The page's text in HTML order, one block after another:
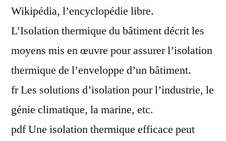
Wikipédia, l’encyclopédie libre.
L’Isolation thermique du bâtiment décrit les
moyens mis en œuvre pour assurer l’isolation
thermique de l’enveloppe d’un bâtiment.
fr Les solutions d’isolation pour l’industrie, le
génie climatique, la marine, etc.
pdf Une isolation thermique efficace peut